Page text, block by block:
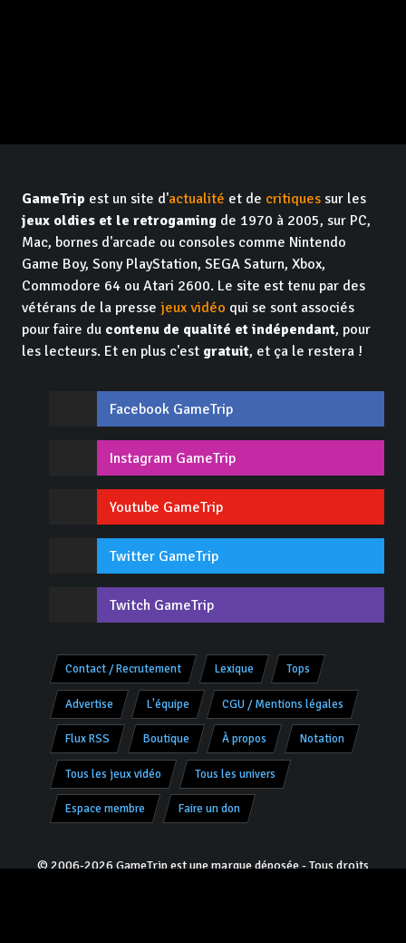
GameTrip est un site d'actualité et de critiques sur les
jeux oldies et le retrogaming de 1970 à 2005, sur PC,
Mac, bornes d'arcade ou consoles comme Nintendo
Game Boy, Sony PlayStation, SEGA Saturn, Xbox,
Commodore 64 ou Atari 2600. Le site est tenu par des
vétérans de la presse jeux vidéo qui se sont associés
pour faire du contenu de qualité et indépendant, pour
les lecteurs. Et en plus c'est gratuit, et ça le restera !
Facebook GameTrip
Instagram GameTrip
Youtube GameTrip
Twitter GameTrip
Twitch GameTrip
Contact / Recrutement Lexique Tops
Advertise L'équipe CGU / Mentions légales
Flux RSS Boutique À propos Notation
Tous les jeux vidéo Tous les univers
Espace membre Faire un don
© 2006-2026 GameTrip est une marque déposée - Tous droits